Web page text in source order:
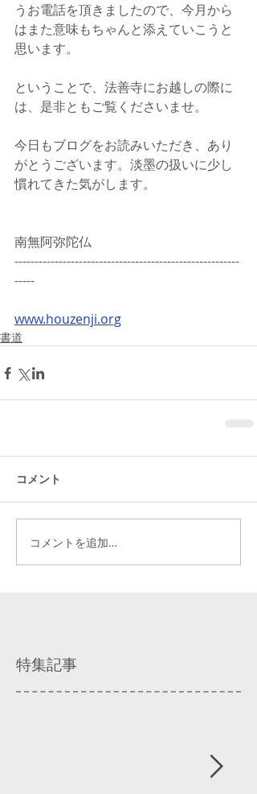
うお電話を頂きましたので、今月から
はまた意味もちゃんと添えていこうと
思います。
ということで、法善寺にお越しの際に
は、是非ともご覧くださいませ。
今日もブログをお読みいただき、あり
がとうございます。淡墨の扱いに少し
慣れてきた気がします。
南無阿弥陀仏
--------------------------------------------------------
-----
www.houzenji.org
書道
コメント
コメントを追加…
特集記事